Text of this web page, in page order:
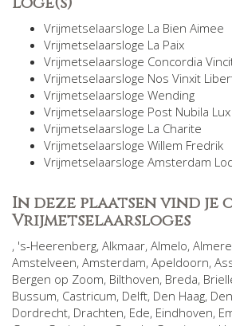
Vrijmetselaarsloge La Bien Aimee
Vrijmetselaarsloge La Paix
Vrijmetselaarsloge Concordia
Vrijmetselaarsloge Nos Vinxit
Vrijmetselaarsloge Wending
Vrijmetselaarsloge Post Nubila Lux
Vrijmetselaarsloge La Charite
Vrijmetselaarsloge Willem Fredrik
Vrijmetselaarsloge Amsterdam
In deze plaatsen vind je
Vrijmetselaarsloges
, 's-Heerenberg, Alkmaar, Almelo, Almere
Amstelveen, Amsterdam, Apeldoorn,
Bergen op Zoom, Bilthoven, Breda,
Bussum, Castricum, Delft, Den Haag,
Dordrecht, Drachten, Ede, Eindhoven,